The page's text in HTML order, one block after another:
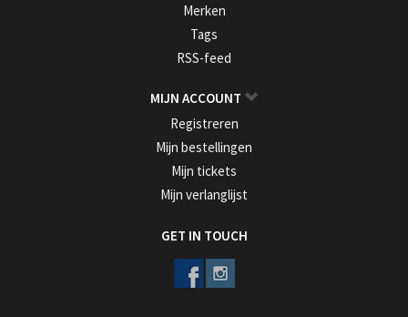
Merken
Tags
RSS-feed
MIJN ACCOUNT
Registreren
Mijn bestellingen
Mijn tickets
Mijn verlanglijst
GET IN TOUCH